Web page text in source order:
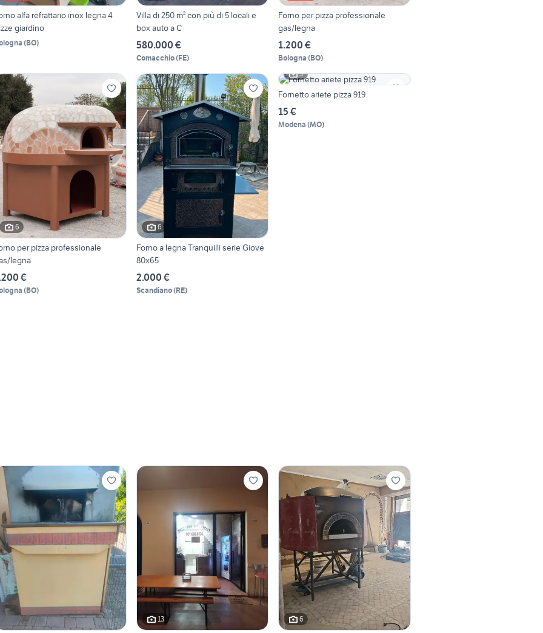
alfa refrattario inox legna 4
giardino
(BO)
Villa di 250 m² con più di 5 locali e
box auto a C
580.000 €
Comacchio(FE)
Forno per pizza professionale
gas/legna
1.200 €
Bologna (BO)
6
per pizza professionale
legna
€
(BO)
6
Forno a legna Tranquilli serie Giove
80x65
2.000 €
Scandiano(RE)
3
Fornetto ariete pizza 919
15 €
Modena (MO)
13 6